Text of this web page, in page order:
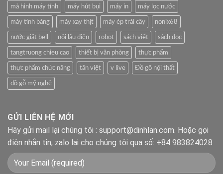
mà hình máy tính máy hút bụi máy in máy lọc nước
máy tính bảng máy xay thịt máy ép trái cây nonix68
nước giặt bell nồi lẩu điện robot sách viết sách đọc
tangtruong chieu cao thiết bị văn phòng thực phẩm
thực phẩm chức năng tân việt v live Đồ gõ nội thất
đồ gỗ mỹ nghệ
GỬI LIÊN HỆ MỚI
Hãy gửi mail lại chúng tôi : support@dinhlan.com. Hoặc gọi
điện nhắn tin, zalo lại cho chúng tôi qua số: +84 983824028